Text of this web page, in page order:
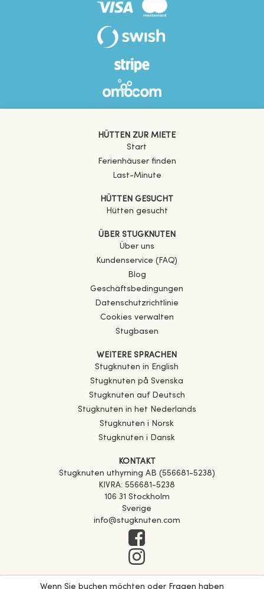
Wenn Sie buchen möchten oder Fragen haben
HÜTTEN ZUR MIETE
Start
Ferienhäuser finden
Last-Minute
HÜTTEN GESUCHT
Hütten gesucht
ÜBER STUGKNUTEN
Über uns
Kundenservice (FAQ)
Blog
Geschäftsbedingungen
Datenschutzrichtlinie
Cookies verwalten
Stugbasen
WEITERE SPRACHEN
Stugknuten in English
Stugknuten på Svenska
Stugknuten auf Deutsch
Stugknuten in het Nederlands
Stugknuten i Norsk
Stugknuten i Dansk
KONTAKT
Stugknuten uthyrning AB (556681-5238)
KIVRA: 556681-5238
106 31 Stockholm
Sverige
info@stugknuten.com